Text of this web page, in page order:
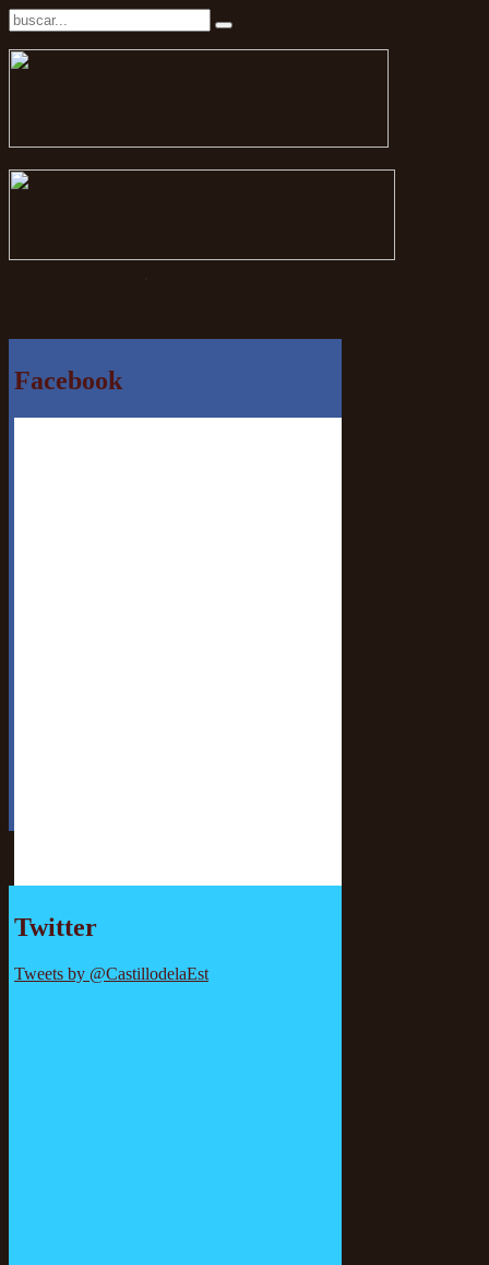
Facebook
Twitter
Tweets by @CastillodelaEst